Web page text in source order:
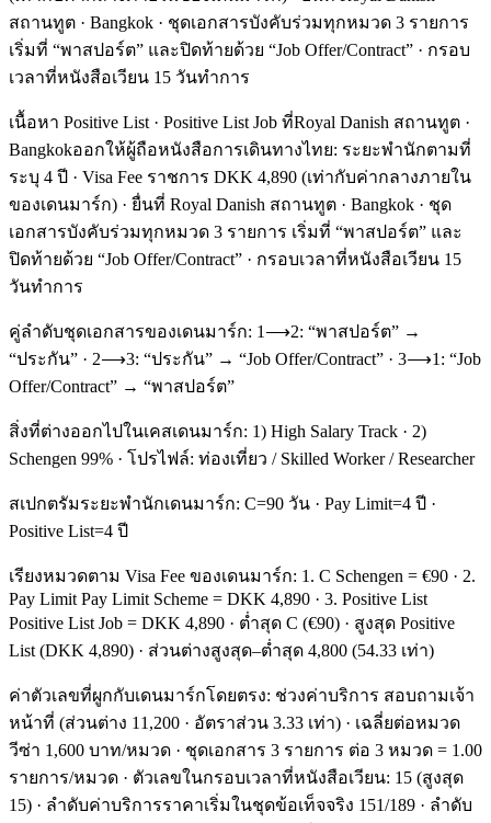
สถานทูต · Bangkok · ชุดเอกสารบังคับร่วมทุกหมวด 3 รายการ
เริ่มที่ “พาสปอร์ต” และปิดท้ายด้วย “Job Offer/Contract” · กรอบ
เวลาที่หนังสือเวียน 15 วันทำการ
เนื้อหา Positive List · Positive List Job ที่Royal Danish สถานทูต ·
Bangkokออกให้ผู้ถือหนังสือการเดินทางไทย: ระยะพำนักตามที่
ระบุ 4 ปี · Visa Fee ราชการ DKK 4,890 (เท่ากับค่ากลางภายใน
ของเดนมาร์ก) · ยื่นที่ Royal Danish สถานทูต · Bangkok · ชุด
เอกสารบังคับร่วมทุกหมวด 3 รายการ เริ่มที่ “พาสปอร์ต” และ
ปิดท้ายด้วย “Job Offer/Contract” · กรอบเวลาที่หนังสือเวียน 15
วันทำการ
คู่ลำดับชุดเอกสารของเดนมาร์ก: 1⟶2: “พาสปอร์ต” →
“ประกัน” · 2⟶3: “ประกัน” → “Job Offer/Contract” · 3⟶1: “Job
Offer/Contract” → “พาสปอร์ต”
สิ่งที่ต่างออกไปในเคสเดนมาร์ก: 1) High Salary Track · 2)
Schengen 99% · โปรไฟล์: ท่องเที่ยว / Skilled Worker / Researcher
สเปกตรัมระยะพำนักเดนมาร์ก: C=90 วัน · Pay Limit=4 ปี ·
Positive List=4 ปี
เรียงหมวดตาม Visa Fee ของเดนมาร์ก: 1. C Schengen = €90 · 2.
Pay Limit Pay Limit Scheme = DKK 4,890 · 3. Positive List
Positive List Job = DKK 4,890 · ต่ำสุด C (€90) · สูงสุด Positive
List (DKK 4,890) · ส่วนต่างสูงสุด–ต่ำสุด 4,800 (54.33 เท่า)
ค่าตัวเลขที่ผูกกับเดนมาร์กโดยตรง: ช่วงค่าบริการ สอบถามเจ้า
หน้าที่ (ส่วนต่าง 11,200 · อัตราส่วน 3.33 เท่า) · เฉลี่ยต่อหมวด
วีซ่า 1,600 บาท/หมวด · ชุดเอกสาร 3 รายการ ต่อ 3 หมวด = 1.00
รายการ/หมวด · ตัวเลขในกรอบเวลาที่หนังสือเวียน: 15 (สูงสุด
15) · ลำดับค่าบริการราคาเริ่มในชุดข้อเท็จจริง 151/189 · ลำดับ